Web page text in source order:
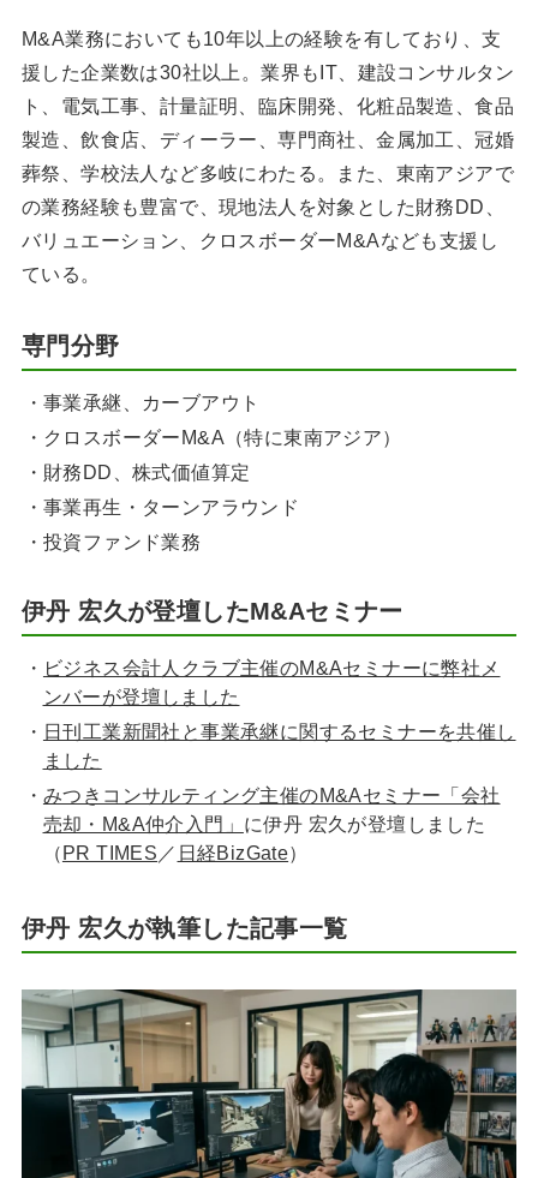
M&A業務においても10年以上の経験を有しており、支
援した企業数は30社以上。業界もIT、建設コンサルタン
ト、電気工事、計量証明、臨床開発、化粧品製造、食品
製造、飲食店、ディーラー、専門商社、金属加工、冠婚
葬祭、学校法人など多岐にわたる。また、東南アジアで
の業務経験も豊富で、現地法人を対象とした財務DD、
バリュエーション、クロスボーダーM&Aなども支援し
ている。
専門分野
事業承継、カーブアウト
クロスボーダーM&A（特に東南アジア）
財務DD、株式価値算定
事業再生・ターンアラウンド
投資ファンド業務
伊丹 宏久が登壇したM&Aセミナー
ビジネス会計人クラブ主催のM&Aセミナーに弊社メ
ンバーが登壇しました
日刊工業新聞社と事業承継に関するセミナーを共催し
ました
みつきコンサルティング主催のM&Aセミナー「会社
売却・M&A仲介入門」 に伊丹 宏久が登壇しました
（ PR TIMES ／ 日経BizGate）
伊丹 宏久が執筆した記事一覧